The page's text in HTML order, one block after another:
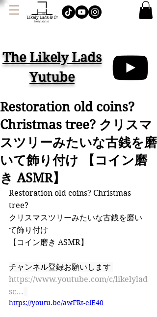
AMES LOCK & CO. ハット イギリス
The Likely Lads
Yutube
Restoration old coins?
Christmas tree? クリスマ
スツリーみたいな古銭を磨
いて飾り付け 【コイン磨
き ASMR】
Restoration old coins? Christmas
tree?
クリスマスツリーみたいな古銭を磨い
て飾り付け
【コイン磨き ASMR】
チャンネル登録お願いします
https://www.youtube.com/c/likelylad
sc...
https://youtu.be/awFRt-elE40